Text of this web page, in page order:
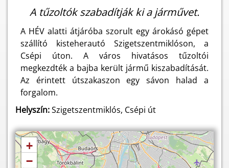
A tűzoltók szabadítják ki a járművet.
A HÉV alatti átjáróba szorult egy árokásó gépet
szállító kisteherautó Szigetszentmiklóson, a
Csépi úton. A város hivatásos tűzoltói
megkezdték a bajba került jármű kiszabadítását.
Az érintett útszakaszon egy sávon halad a
forgalom.
Helyszín:Szigetszentmiklós, Csépi út
+
−